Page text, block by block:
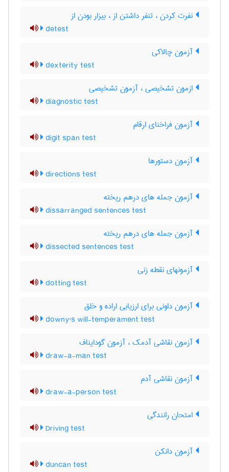
نفرت کردن ، تنفر داشتن از ، بیزار بودن از
detest
آزمون چالاکی
dexterity test
ازمون تشخیصی ، آزمون تشخیصی
diagnostic test
آزمون فراخنای ارقام
digit span test
آزمون دستورها
directions test
آزمون جمله های درهم ریخته
dissarranged sentences test
آزمون جمله های درهم ریخته
dissected sentences test
آزمونهای نقطه زنی
dotting test
آزمون داونی برای ارزیابی اراده و خلق
downy's will-temperament test
آزمون نقاشی آدمک ، آزمون گودایناف
draw-a-man test
آزمون نقاشی آدم
draw-a-person test
امتحان رانندگی
Driving test
آزمون دانکن
duncan test